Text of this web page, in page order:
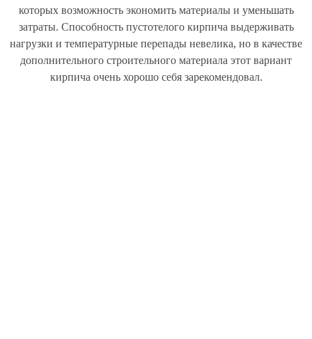
которых возможность экономить материалы и уменьшать
затраты. Способность пустотелого кирпича выдерживать
нагрузки и температурные перепады невелика, но в качестве
дополнительного строительного материала этот вариант
кирпича очень хорошо себя зарекомендовал.